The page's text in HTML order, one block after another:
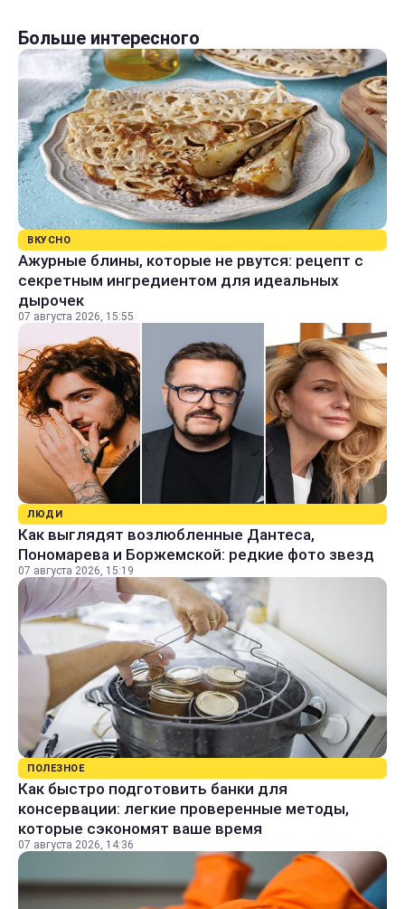
Больше интересного
ВКУСНО
Ажурные блины, которые не рвутся: рецепт с
секретным ингредиентом для идеальных
дырочек
07 августа 2026, 15:55
ЛЮДИ
Как выглядят возлюбленные Дантеса,
Пономарева и Боржемской: редкие фото звезд
07 августа 2026, 15:19
ПОЛЕЗНОЕ
Как быстро подготовить банки для
консервации: легкие проверенные методы,
которые сэкономят ваше время
07 августа 2026, 14:36